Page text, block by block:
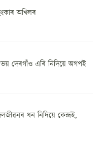
অখিলৰ
দেৰগাঁও এৰি নিদিয়ে অগপই
ধন নিদিয়ে কেন্দ্ৰই,